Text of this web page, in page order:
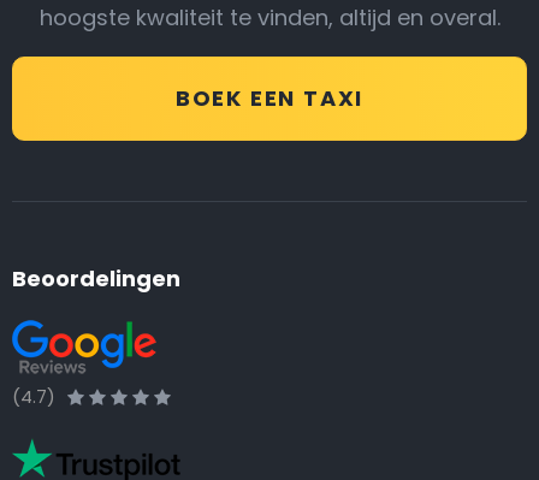
hoogste kwaliteit te vinden, altijd en overal.
BOEK EEN TAXI
Beoordelingen
(4.7)